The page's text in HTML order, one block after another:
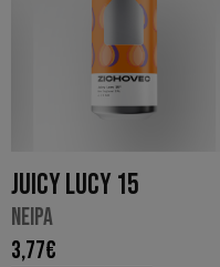
JUICY LUCY 15
NEIPA
3,77€